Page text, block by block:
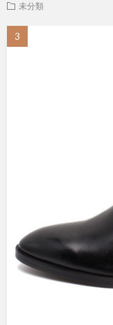
未分類